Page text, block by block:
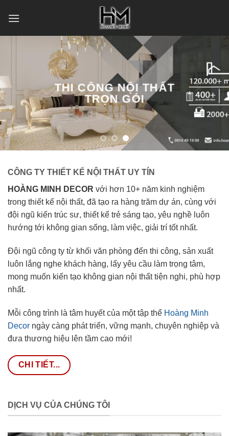
THI CÔNG NỘI THẤT
TRỌN GÓI
CÔNG TY THIẾT KẾ NỘI THẤT UY TÍN
HOÀNG MINH DECOR với hơn 10+ năm kinh nghiệm
trong thiết kế nội thất, đã tạo ra hàng trăm dự án, cùng với
đội ngũ kiến trúc sư, thiết kế trẻ sáng tạo, yêu nghề luôn
hướng tới không gian sống, làm việc, giải trí tốt nhất.
Đội ngũ công ty từ khối văn phòng đến thi công, sản xuất
luôn lắng nghe khách hàng, lấy yêu cầu làm trọng tâm,
mong muốn kiến tạo không gian nội thất tiện nghi, phù hợp
nhất.
Mỗi công trình là tâm huyết của một tập thể Hoàng Minh
Decor ngày càng phát triển, vững mạnh, chuyên nghiệp và
đưa thương hiệu lên tầm cao mới!
CHI TIẾT...
DỊCH VỤ CỦA CHÚNG TÔI